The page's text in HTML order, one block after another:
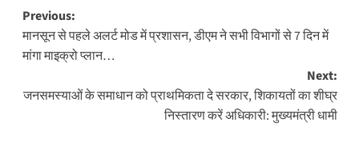
Post
navigation
Previous:
मानसून से पहले अलर्ट मोड में प्रशासन, डीएम ने सभी विभागों से 7 दिन में
मांगा माइक्रो प्लान…
Next:
जनसमस्याओं के समाधान को प्राथमिकता दे सरकार, शिकायतों का शीघ्र
निस्तारण करें अधिकारी: मुख्यमंत्री धामी